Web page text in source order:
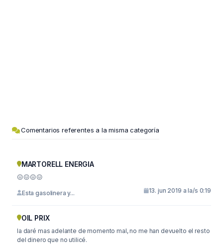
Comentarios referentes a la misma categoría
MARTORELL ENERGIA
😖😖😖😖
Esta gasolinera y... 13. jun 2019 a la/s 0:19
OIL PRIX
la daré mas adelante de momento mal, no me han devuelto el resto
del dinero que no utilicé.